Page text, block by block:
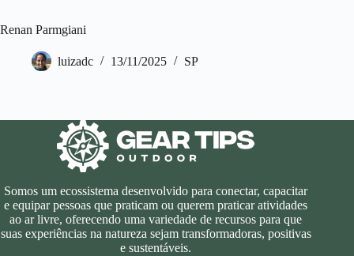
Renan Parmgiani
luizadc 13/11/2025 SP
Somos um ecossistema desenvolvido para conectar, capacitar
e equipar pessoas que praticam ou querem praticar atividades
ao ar livre, oferecendo uma variedade de recursos para que
suas experiências na natureza sejam transformadoras, positivas
e sustentáveis.